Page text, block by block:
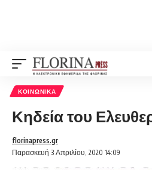
ΚΟΙΝΩΝΙΚΆ
Κηδεία του
Παρασκευή 3 Απριλίου, 2020 14:09
florinapress.gr